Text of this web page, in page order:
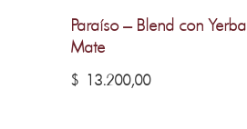
Paraíso – Blend con Yerba
Mate
$ 13.200,00